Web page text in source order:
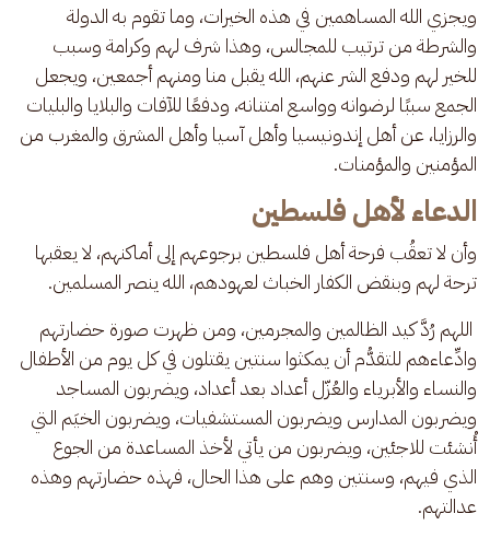
ويجزي الله المساهمين في هذه الخيرات، وما تقوم به الدولة
والشرطة من ترتيب للمجالس، وهذا شرف لهم وكرامة وسبب
للخير لهم ودفع الشر عنهم، الله يقبل منا ومنهم أجمعين، ويجعل
الجمع سببًا لرضوانه وواسع امتنانه، ودفعًا للآفات والبلايا والبليات
والرزايا، عن أهل إندونيسيا وأهل آسيا وأهل المشرق والمغرب من
المؤمنين والمؤمنات.
الدعاء لأهل فلسطين
وأن لا تعقُب فرحة أهل فلسطين برجوعهم إلى أماكنهم، لا يعقبها
ترحة لهم وبنقض الكفار الخباث لعهودهم، الله ينصر المسلمين.
اللهم رُدَّ كيد الظالمين والمجرمين، ومن ظهرت صورة حضارتهم
وادِّعاءهم للتقدُّم أن يمكثوا سنتين يقتلون في كل يوم من الأطفال
والنساء والأبرياء والعُزّل أعداد بعد أعداد، ويضربون المساجد
ويضربون المدارس ويضربون المستشفيات، ويضربون الخيَم التي
أُنشئت للاجئين، ويضربون من يأتي لأخذ المساعدة من الجوع
الذي فيهم، وسنتين وهم على هذا الحال، فهذه حضارتهم وهذه
عدالتهم.